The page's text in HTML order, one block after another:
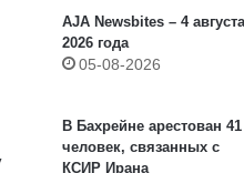
AJA Newsbites – 4 августа
2026 года
05-08-2026
В Бахрейне арестован 41
человек, связанных с
КСИР Ирана